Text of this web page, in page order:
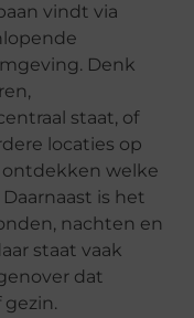
vindt via
Denk
staat, of
locaties op
ontdekken welke
is het
nachten en
staat vaak
dat